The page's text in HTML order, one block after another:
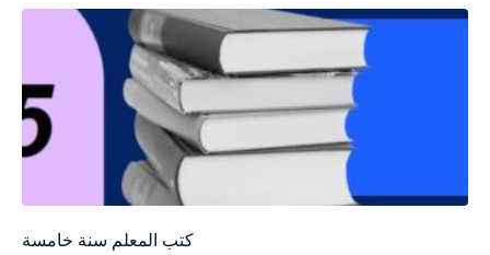
كتب المعلم سنة خامسة